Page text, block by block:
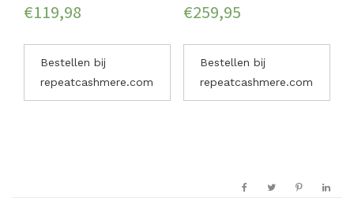
€119,98
Bestellen bij
repeatcashmere.com
€259,95
Bestellen bij
repeatcashmere.com